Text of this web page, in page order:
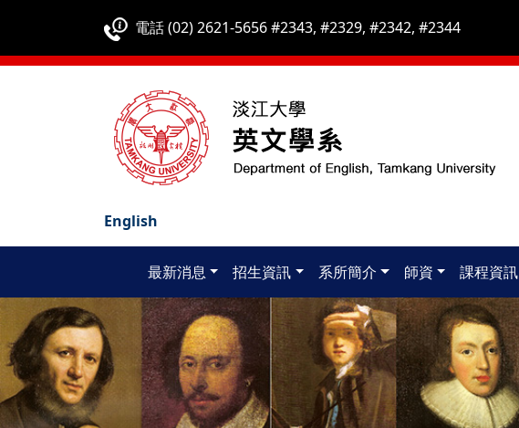
電話 (02) 2621-5656 #2343, #2329, #2342, #2344
English
最新消息 招生資訊 系所簡介 師資 課程資訊